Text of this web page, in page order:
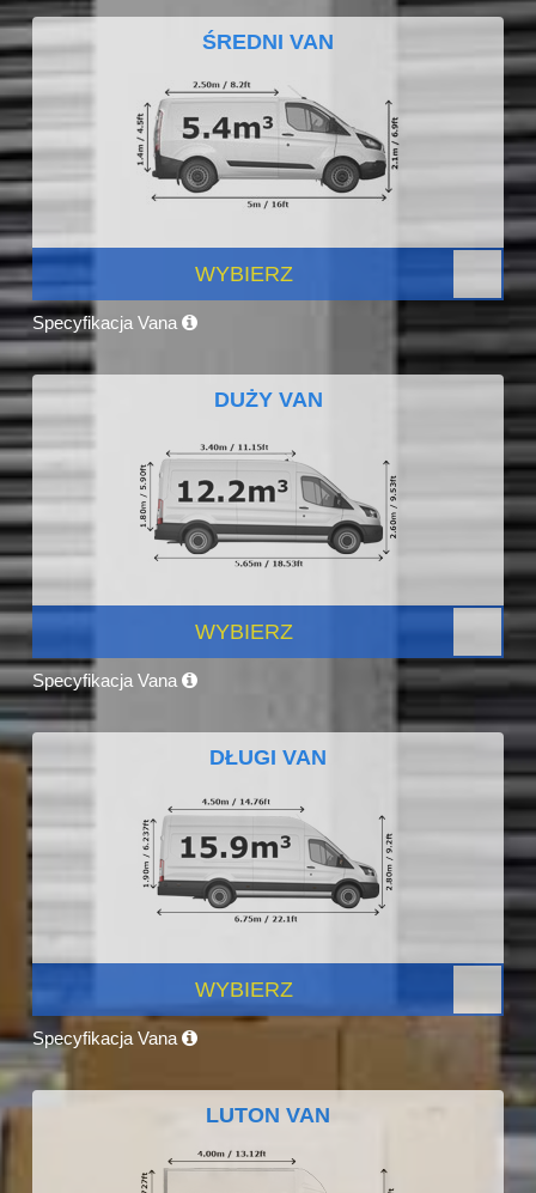
ŚREDNI VAN
WYBIERZ
Specyfikacja Vana
DUŻY VAN
WYBIERZ
Specyfikacja Vana
DŁUGI VAN
WYBIERZ
Specyfikacja Vana
LUTON VAN